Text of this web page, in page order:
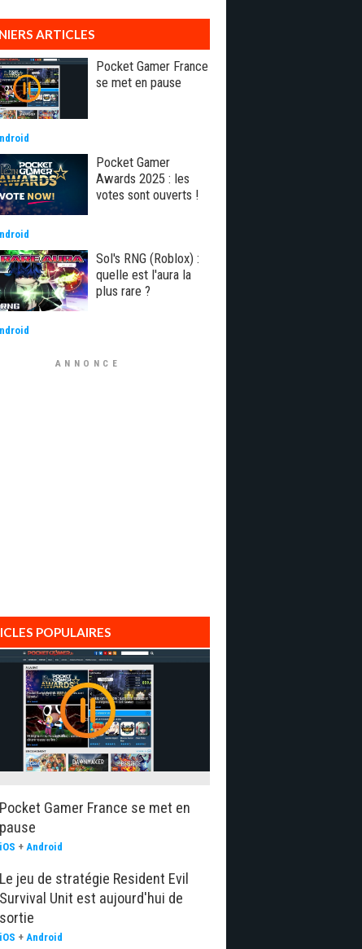
ARTICLES
Pocket Gamer France
se met en pause
Pocket Gamer
Awards 2025 : les
votes sont ouverts !
Sol's RNG (Roblox) :
quelle est l'aura la
plus rare ?
ANNONCE
POPULAIRES
Pocket Gamer France se met en
pause
iOS + Android
Le jeu de stratégie Resident Evil
Survival Unit est aujourd'hui de
sortie
iOS + Android